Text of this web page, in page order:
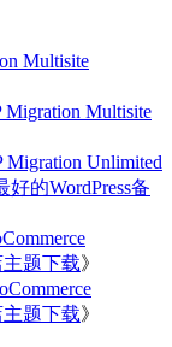
Multisite
Migration Multisite
Migration Unlimited
好的WordPress备
主题下载》
主题下载》